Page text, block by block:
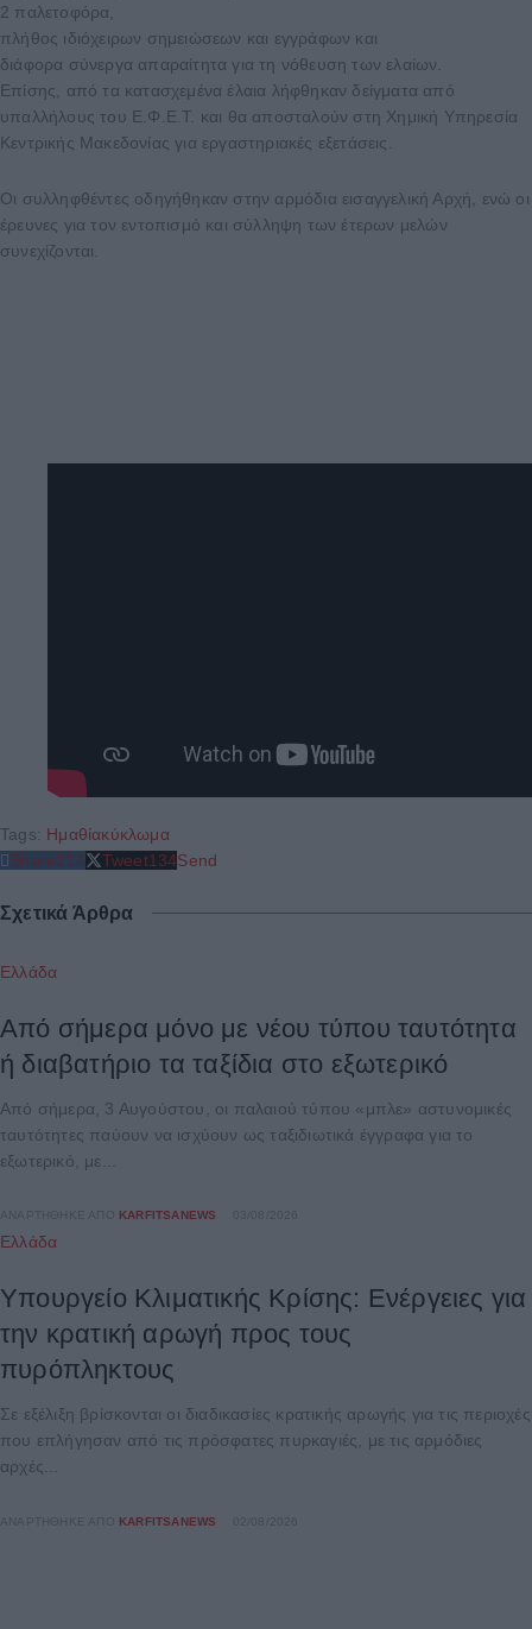
2 παλετοφόρα,
πλήθος ιδιόχειρων σημειώσεων και εγγράφων και
διάφορα σύνεργα απαραίτητα για τη νόθευση των ελαίων.
Επίσης, από τα κατασχεμένα έλαια λήφθηκαν δείγματα από
υπαλλήλους του Ε.Φ.Ε.Τ. και θα αποσταλούν στη Χημική Υπηρεσία
Κεντρικής Μακεδονίας για εργαστηριακές εξετάσεις.
Οι συλληφθέντες οδηγήθηκαν στην αρμόδια εισαγγελική Αρχή, ενώ οι
έρευνες για τον εντοπισμό και σύλληψη των έτερων μελών
συνεχίζονται.
Tags: Ημαθίακύκλωμα
Share214 Tweet134Send
Σχετικά Άρθρα
Ελλάδα
Από σήμερα μόνο με νέου τύπου ταυτότητα
ή διαβατήριο τα ταξίδια στο εξωτερικό
Από σήμερα, 3 Αυγούστου, οι παλαιού τύπου «μπλε» αστυνομικές
ταυτότητες παύουν να ισχύουν ως ταξιδιωτικά έγγραφα για το
εξωτερικό, με...
KARFITSANEWS
Ελλάδα
Υπουργείο Κλιματικής Κρίσης: Ενέργειες για
την κρατική αρωγή προς τους
πυρόπληκτους
Σε εξέλιξη βρίσκονται οι διαδικασίες κρατικής αρωγής για τις περιοχές
που επλήγησαν από τις πρόσφατες πυρκαγιές, με τις αρμόδιες
αρχές...
ΑΝΑΡΤΉΘΗΚΕ ΑΠΌ KARFITSANEWS